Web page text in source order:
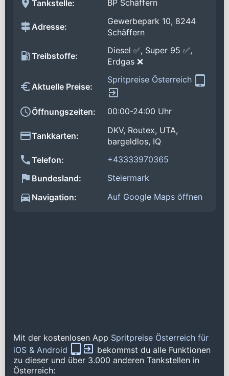
Tankstelle: BP Schäffern
Adresse:
Gewerbepark 10, 8244
Schäffern
Treibstoffe:
Diesel ✅, Super 95 ✅,
Erdgas ❌
Aktuelle Preise:
Spritpreise Österreich
Öffnungszeiten: 00:00-24:00 Uhr
Tankkarten:
DKV, Routex, UTA,
bargeldlos, IQ
Telefon:
+43333970365
Bundesland:
Steiermark
Navigation:
Auf Google Maps öffnen
Mit der kostenlosen App Spritpreise Österreich für
iOS & Android
bekommst du alle Funktionen
zu dieser und über 3.000 anderen Tankstellen in
Österreich: